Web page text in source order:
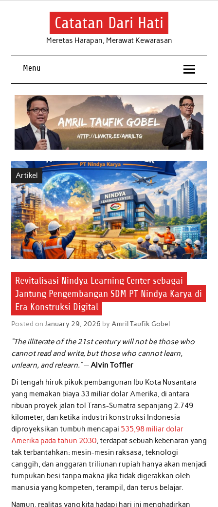
Skip
Catatan Dari Hati
Meretas Harapan, Merawat Kewarasan
Menu
Artikel
Revitalisasi Nindya Learning Center sebagai
Jantung Pengembangan SDM PT Nindya Karya di
Era Konstruksi Digital
Posted on January 29, 2026 by Amril Taufik Gobel
“The illiterate of the 21st century will not be those who
cannot read and write, but those who cannot learn,
unlearn, and relearn.”—Alvin Toffler
Di tengah hiruk pikuk pembangunan Ibu Kota Nusantara
yang memakan biaya 33 miliar dolar Amerika, di antara
ribuan proyek jalan tol Trans-Sumatra sepanjang 2.749
kilometer, dan ketika industri konstruksi Indonesia
diproyeksikan tumbuh mencapai 535,98 miliar dolar
Amerika pada tahun 2030, terdapat sebuah kebenaran yang
tak terbantahkan: mesin-mesin raksasa, teknologi
canggih, dan anggaran triliunan rupiah hanya akan menjadi
tumpukan besi tanpa makna jika tidak digerakkan oleh
manusia yang kompeten, terampil, dan terus belajar.
Namun, realitas yang kita hadapi hari ini menghadirkan